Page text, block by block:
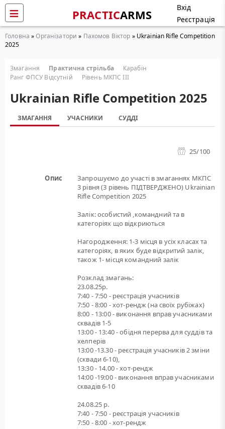
PRACTICARMS
Вхід
Реєстрація
Головна »Організатори » Пахомов Віктор » Ukrainian Rifle Competition
2025
Змагання Практична стрільба
Карабін
Ранг ФПСУ Відсутній
Рівень МКПС III
Ukrainian Rifle Competition 2025
ЗМАГАННЯ УЧАСНИКИ СУДДІ
25/100
Опис
Запрошуємо до участі в змаганнях МКПС
3 рівня (3 рівень ПІДТВЕРДЖЕНО) Ukrainian
Rifle Competition 2025
Залік: особистий ,командний та в
категоріях що відкриються
Нагородження: 1-3 місця в усіх класах та
категоріях, в яких буде відкритий залік,
також 1- місця командний залік
Розклад змагань:
23.08.25р.
7:40 - 7:50 - реєстрація учасників
7:50 - 8:00 - хот-рендж (на своїх рубіжах)
8:00 - 13:00 - виконання вправ учасниками
сквадів 1-5
13:00 - 13:40 - обідня перерва для суддів та
хелперів
13:00 -13.30 - реєстрація учасників 2 зміни
(сквади 6-10),
13:30 - 14.00 - хот-рендж
14:00 -19:00 - виконання вправ учасниками
сквадів 6-10
24.08.25 р.
7:40 - 7:50 - реєстрація учасників
7:50 - 8:00 - хот-рендж